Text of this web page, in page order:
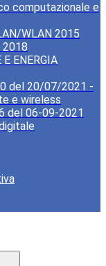
computazionale e
WLAN 2015
2018
E ENERGIA
del 20/07/2021 -
e wireless
del 06-09-2021